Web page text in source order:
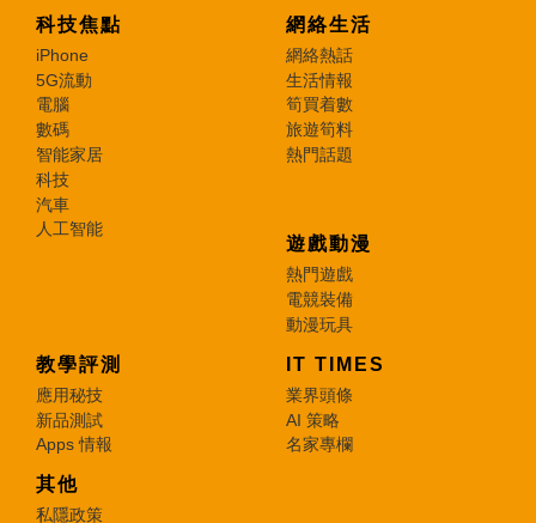
科技焦點
iPhone
5G流動
電腦
數碼
智能家居
科技
汽車
人工智能
網絡生活
網絡熱話
生活情報
筍買着數
旅遊筍料
熱門話題
遊戲動漫
熱門遊戲
電競裝備
動漫玩具
教學評測
應用秘技
新品測試
Apps 情報
IT TIMES
業界頭條
AI 策略
名家專欄
其他
私隱政策